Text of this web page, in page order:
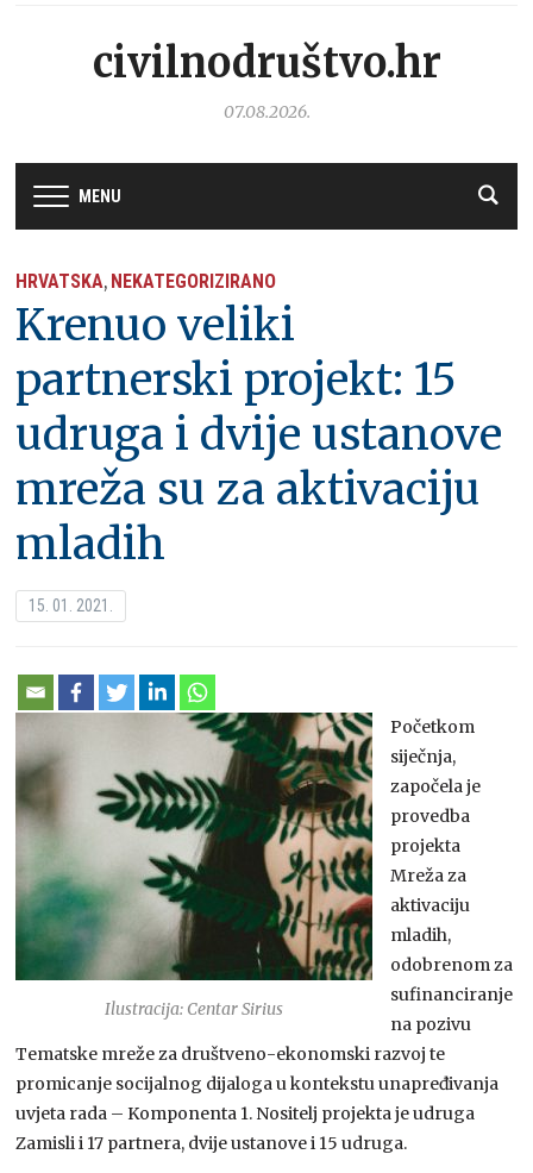
civilnodruštvo.hr
07.08.2026.
MENU
HRVATSKA, NEKATEGORIZIRANO
Krenuo veliki
partnerski projekt: 15
udruga i dvije ustanove
mreža su za aktivaciju
mladih
15. 01. 2021.
Ilustracija: Centar Sirius
Početkom
siječnja,
započela je
provedba
projekta
Mreža za
aktivaciju
mladih,
odobrenom za
sufinanciranje
na pozivu
Tematske mreže za društveno-ekonomski razvoj te
promicanje socijalnog dijaloga u kontekstu unapređivanja
uvjeta rada – Komponenta 1. Nositelj projekta je udruga
Zamisli i 17 partnera, dvije ustanove i 15 udruga.